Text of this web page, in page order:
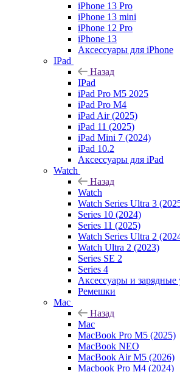
iPhone 13 Pro
iPhone 13 mini
iPhone 12 Pro
iPhone 13
Аксессуары для iPhone
IPad
Назад
IPad
iPad Pro M5 2025
iPad Pro M4
iPad Air (2025)
iPad 11 (2025)
iPad Mini 7 (2024)
iPad 10.2
Аксессуары для iPad
Watch
Назад
Watch
Watch Series Ultra 3
Series 10 (2024)
Series 11 (2025)
Watch Series Ultra 2
Watch Ultra 2 (2023)
Series SE 2
Series 4
Аксессуары и зарядные
Ремешки
Mac
Назад
Mac
MacBook Pro M5 (2025)
MacBook NEO
MacBook Air M5 (2026)
Macbook Pro M4 (2024)